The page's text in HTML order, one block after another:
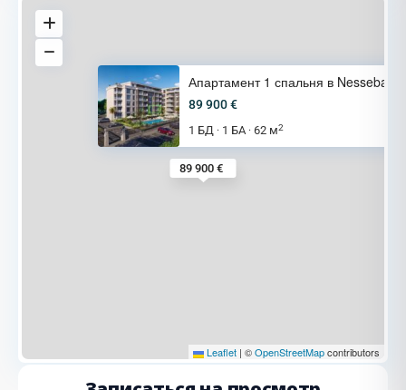
89 900 €
Апартамент 1 спальня в Nesseba
89 900 €
1 БД · 1 БА · 62 м2
Leaflet | ©OpenStreetMapcontributors